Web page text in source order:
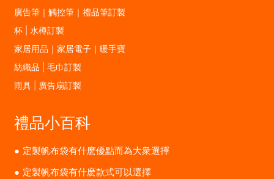
廣告筆｜觸控筆｜禮品筆訂製
杯 | 水樽訂製
家居用品｜家居電子｜暖手寶
紡織品 | 毛巾訂製
雨具 | 廣告扇訂製
禮品小百科
定製帆布袋有什麽優點而為大衆選擇
定製帆布袋有什麽款式可以選擇